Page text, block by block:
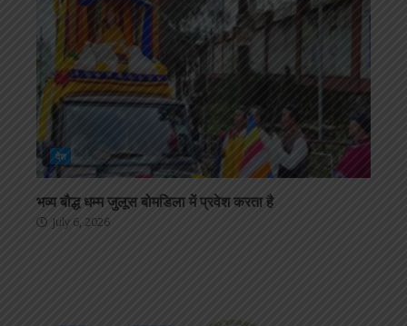
देश
भव्य बौद्ध धम्म जुलूस बोमडिला में प्रवेश करता है
July 6, 2026